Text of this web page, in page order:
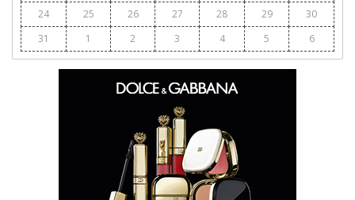
24
25 26 27 28 29
30
31
1 2 3 4 5 6